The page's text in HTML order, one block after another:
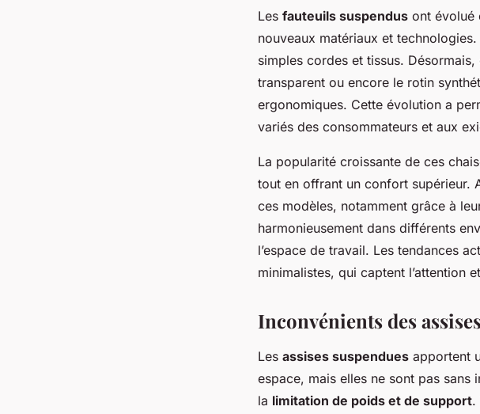
Les fauteuils suspendus ont évolué
nouveaux matériaux et
simples cordes et tissus.
transparent ou encore le rotin
ergonomiques. Cette évolution a
variés des consommateurs et aux
La popularité croissante de ces
tout en offrant un confort supérieur.
ces modèles, notamment grâce à
harmonieusement dans différents
l’espace de travail. Les tendances
minimalistes, qui captent l’attention
Inconvénients des
Les assises suspendues apportent
espace, mais elles ne sont pas sans
la limitation de poids et de support.